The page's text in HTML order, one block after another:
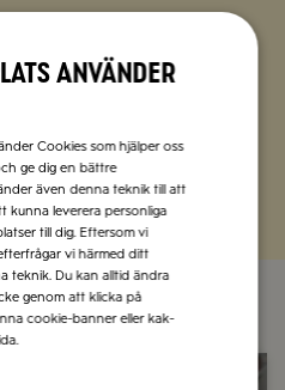
förgyller helgen med
smaker.använder
Cookies som hjälper oss
ge dig en bättre
även denna teknik till att
kunna leverera personliga
till dig. Eftersom vi
vi härmed ditt
teknik. Du kan alltid ändra
genom att klicka på
cookie-banner eller kak-